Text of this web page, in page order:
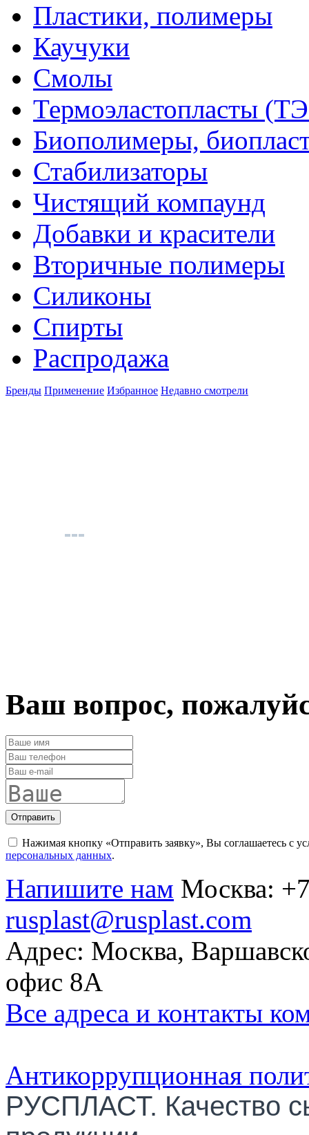
Пластики, полимеры
Каучуки
Смолы
Термоэластопласты
Биополимеры,
Стабилизаторы
Чистящий компаунд
Добавки и красители
Вторичные полимеры
Силиконы
Спирты
Распродажа
Бренды Применение Избранное Недавно смотрели
Ваш вопрос,
Отправить
Нажимая кнопку «Отправить заявку», Вы соглашаетесь с
персональных данных.
Напишите нам Москва:
rusplast@rusplast.com
Адрес: Москва,
офис 8А
Все адреса и контакты
Антикоррупционная
РУСПЛАСТ. Качество